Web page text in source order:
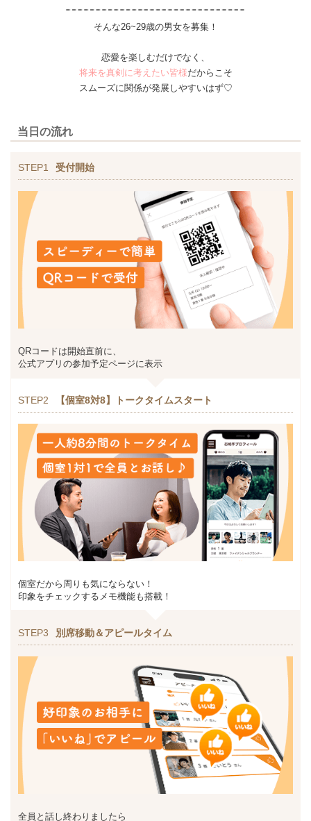
そんな26~29歳の男女を募集！
恋愛を楽しむだけでなく、
将来を真剣に考えたい皆様だからこそ
スムーズに関係が発展しやすいはず♡
当日の流れ
STEP1 受付開始
QRコードは開始直前に、
公式アプリの参加予定ページに表示
STEP2 【個室8対8】トークタイムスタート
個室だから周りも気にならない！
印象をチェックするメモ機能も搭載！
STEP3 別席移動＆アピールタイム
全員と話し終わりましたら